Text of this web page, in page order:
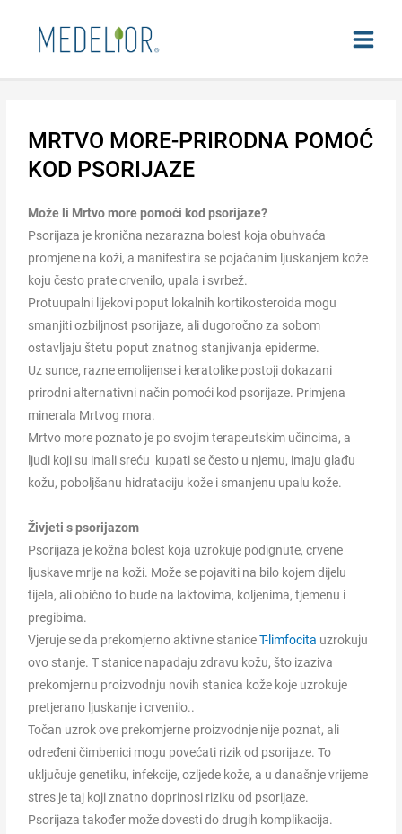
MRTVO MORE-PRIRODNA POMOĆ
KOD PSORIJAZE
Može li Mrtvo more pomoći kod psorijaze?
Psorijaza je kronična nezarazna bolest koja obuhvaća
promjene na koži, a manifestira se pojačanim ljuskanjem kože
koju često prate crvenilo, upala i svrbež.
Protuupalni lijekovi poput lokalnih kortikosteroida mogu
smanjiti ozbiljnost psorijaze, ali dugoročno za sobom
ostavljaju štetu poput znatnog stanjivanja epiderme.
Uz sunce, razne emolijense i keratolike postoji dokazani
prirodni alternativni način pomoći kod psorijaze. Primjena
minerala Mrtvog mora.
Mrtvo more poznato je po svojim terapeutskim učincima, a
ljudi koji su imali sreću kupati se često u njemu, imaju glađu
kožu, poboljšanu hidrataciju kože i smanjenu upalu kože.
Živjeti s psorijazom
Psorijaza je kožna bolest koja uzrokuje podignute, crvene
ljuskave mrlje na koži. Može se pojaviti na bilo kojem dijelu
tijela, ali obično to bude na laktovima, koljenima, tjemenu i
pregibima.
Vjeruje se da prekomjerno aktivne staniceT-limfocita uzrokuju
ovo stanje. T stanice napadaju zdravu kožu, što izaziva
prekomjernu proizvodnju novih stanica kože koje uzrokuje
pretjerano ljuskanje i crvenilo..
Točan uzrok ove prekomjerne proizvodnje nije poznat, ali
određeni čimbenici mogu povećati rizik od psorijaze. To
uključuje genetiku, infekcije, ozljede kože, a u današnje vrijeme
stres je taj koji znatno doprinosi riziku od psorijaze.
Psorijaza također može dovesti do drugih komplikacija.